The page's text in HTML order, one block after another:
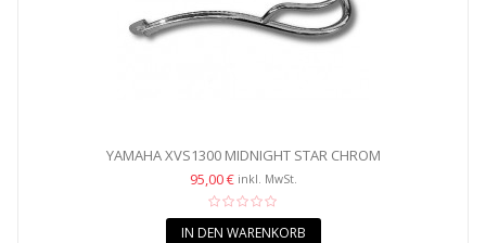
YAMAHA XVS1300 MIDNIGHT STAR CHROM
KOTFLÜGELVERKLEIDUNG /...
95,00 € inkl. MwSt.
IN DEN WARENKORB